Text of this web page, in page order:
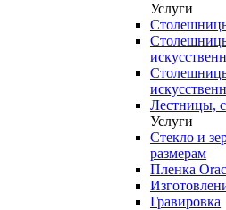
Услуги
Лестницы,
Услуги
Стекло и
размерам
Пленка
Гравировка